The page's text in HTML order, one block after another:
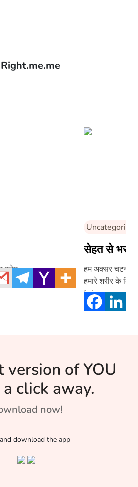
श्रेय….
Uncategorized
सेहत से
हम अक्सर चटनी
हमारे शरीर के
[…]
version of YOU
click away.
now!
download the app